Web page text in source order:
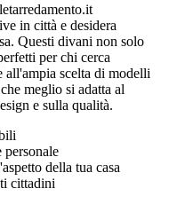
in città e desidera
Questi divani non solo
per chi cerca
scelta di modelli
meglio si adatta al
e sulla qualità.
della tua casa
cittadini